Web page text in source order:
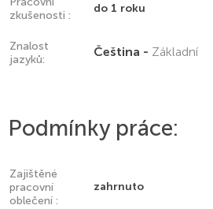
zkušenosti :
do 1 roku
Znalost
jazyků:
Čeština - Základní
Podmínky práce:
Zajištěné
pracovní
oblečení :
zahrnuto